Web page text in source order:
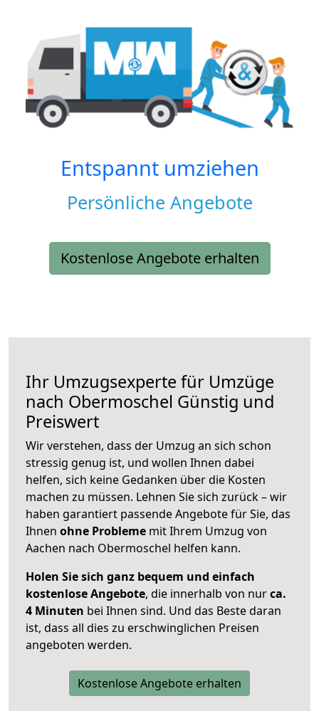
Entspannt umziehen
Persönliche Angebote
Kostenlose Angebote erhalten
Ihr Umzugsexperte für Umzüge
nach Obermoschel Günstig und
Preiswert
Wir verstehen, dass der Umzug an sich schon
stressig genug ist, und wollen Ihnen dabei
helfen, sich keine Gedanken über die Kosten
machen zu müssen. Lehnen Sie sich zurück – wir
haben garantiert passende Angebote für Sie, das
Ihnen ohne Probleme mit Ihrem Umzug von
Aachen nach Obermoschel helfen kann.
Holen Sie sich ganz bequem und einfach
kostenlose Angebote, die innerhalb von nurca.
4 Minuten bei Ihnen sind. Und das Beste daran
ist, dass all dies zu erschwinglichen Preisen
angeboten werden.
Kostenlose Angebote erhalten